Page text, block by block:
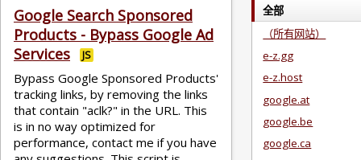
Google Search Sponsored
Products - Bypass Google Ad
Services
JS
Bypass Google Sponsored Products'
tracking links, by removing the links
that contain "aclk?" in the URL. This
is in no way optimized for
performance, contact me if you have
全部
（所有网站）
e-z.gg
e-z.host
google.at
google.be
google.ca